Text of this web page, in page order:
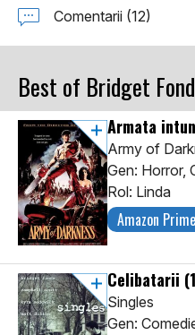
Comentarii (12)
Best of Bridget
Armata
Army of
Gen: Horror,
Rol: Linda
Amazon Prime
Celibatarii
Singles
Gen: